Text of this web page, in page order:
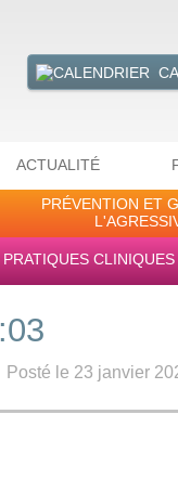
ACTUALITÉ
PRÉVENTION ET
PRATIQUES
Posté le 23 janvier